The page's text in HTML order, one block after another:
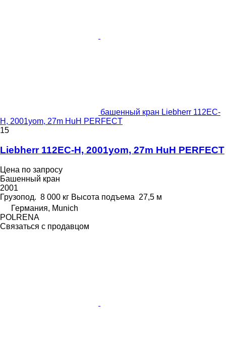
башенный кран Liebherr 112EC-
H, 2001yom, 27m HuH PERFECT
15
Liebherr 112EC-H, 2001yom, 27m HuH PERFECT
Цена по запросу
Башенный кран
2001
Грузопод. 8 000 кг Высота подъема 27,5 м
Германия, Munich
POLRENA
Связаться с продавцом